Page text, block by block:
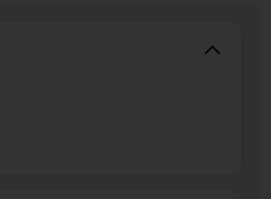
van 4000 mAh